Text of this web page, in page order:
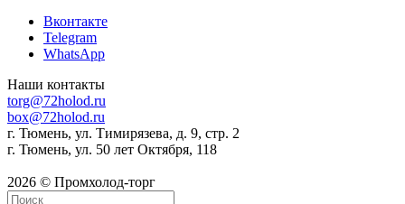
Вконтакте
Telegram
WhatsApp
Наши контакты
torg@72holod.ru
box@72holod.ru
г. Тюмень, ул. Тимирязева, д. 9, стр. 2
г. Тюмень, ул. 50 лет Октября, 118
2026 © Промхолод-торг